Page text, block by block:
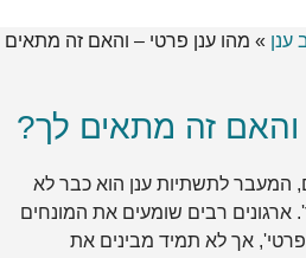
ענן » מהו ענן פרטי – והאם זה מתאים
והאם זה מתאים לך?
המעבר לתשתיות ענן הוא כבר לא
רבים שומעים את המונחים
פרטי', אך לא תמיד מבינים את